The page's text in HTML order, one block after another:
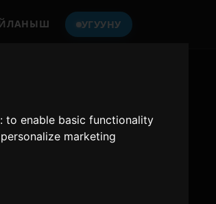
to enable basic functionality
marketing
УГУУНУ